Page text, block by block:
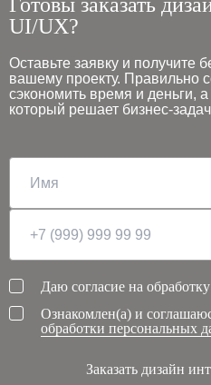
UI/UX?
Оставьте заявку и получите
вашему проекту. Правильно
сэкономить время и деньги, а
который решает бизнес-
Даю согласие на обработку
Ознакомлен(а) и
обработки персональных
Заказать дизайн